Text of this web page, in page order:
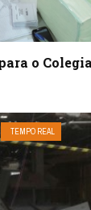
o
TEMPO REAL